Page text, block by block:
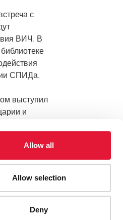
Allow all
Allow selection
Deny
с
ВИЧ. В
СПИДа.
выступил
и